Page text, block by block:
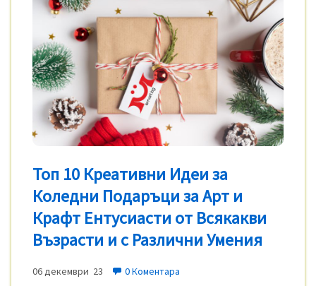
Топ 10 Креативни Идеи за
Коледни Подаръци за Арт и
Крафт Ентусиасти от Всякакви
Възрасти и с Различни Умения
06 декември 23
0 Коментара